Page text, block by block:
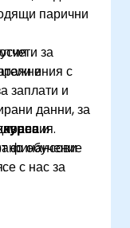
парични
за
и
данни, за
финансови
с
заплати и
и
обучение
с нас за